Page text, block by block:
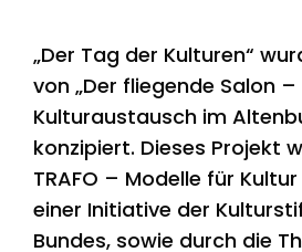
„Der Tag der Kulturen“
von „Der fliegende Salon –
Kulturaustausch im
konzipiert. Dieses Projekt
TRAFO – Modelle für
einer Initiative der
Bundes, sowie durch die